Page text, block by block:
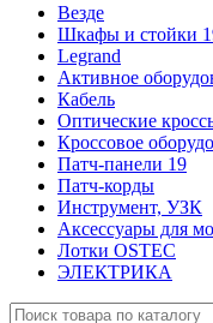
Везде
Шкафы и стойки
Legrand
Активное
Кабель
Оптические
Кроссовое
Патч-панели 19
Патч-корды
Инструмент, УЗК
Аксессуары для
Лотки OSTEC
ЭЛЕКТРИКА